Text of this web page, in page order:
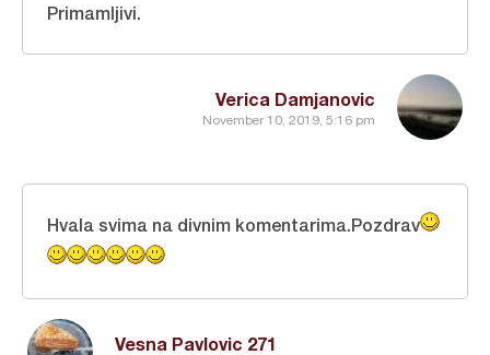
Verica Damjanovic
November 10, 2019, 5:16 pm
Primamljivi.
Vesna Pavlovic 271
Hvala svima na divnim komentarima.Pozdrav